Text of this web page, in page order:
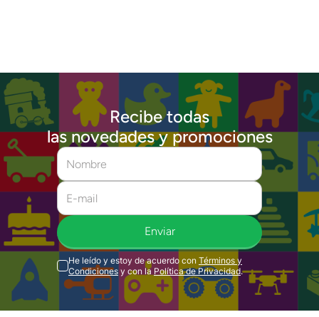
Recibe todas
las novedades y promociones
Enviar
He leído y estoy de acuerdo con Términos y
Condiciones y con la Política de Privacidad.